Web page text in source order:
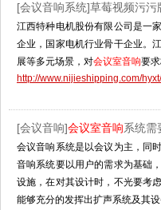
http://www.nijieshipping.com/
[会议音响系统]草莓视频污
江西特种电机股份有限公司是一
企业，国家电机行业骨干企业。
展等多元场景，对会议室音响要
http://www.nijieshipping.com/
[会议音响]会议室音响系统需
会议音响系统是以会议为主，同
音响系统要以用户的需求为基础
设施，在对其设计时，不光要考
能够充分的发挥出扩声系统及其